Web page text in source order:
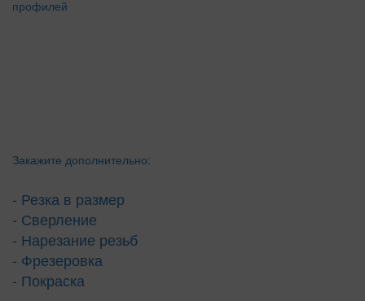
Закажите дополнительно:
- Резка в размер
- Сверление
- Нарезание резьб
- Фрезеровка
- Покраска